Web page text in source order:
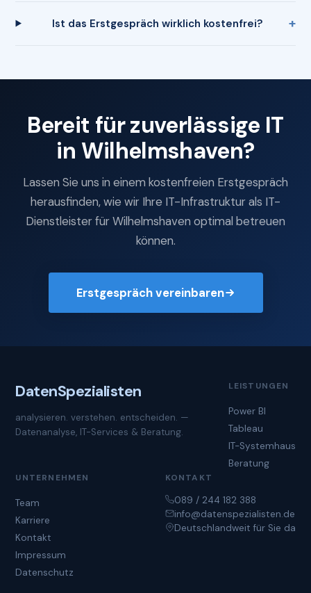
Ist das Erstgespräch wirklich kostenfrei?
Bereit für zuverlässige IT
in Wilhelmshaven?
Lassen Sie uns in einem kostenfreien Erstgespräch
herausfinden, wie wir Ihre IT-Infrastruktur als IT-
Dienstleister für Wilhelmshaven optimal betreuen
können.
Erstgespräch vereinbaren
DatenSpezialisten
analysieren. verstehen. entscheiden. —
Datenanalyse, IT-Services & Beratung.
LEISTUNGEN
Power BI
Tableau
IT-Systemhaus
Beratung
UNTERNEHMEN
Team
Karriere
Kontakt
Impressum
Datenschutz
KONTAKT
089 / 244 182 388
info@datenspezialisten.de
Deutschlandweit für Sie da